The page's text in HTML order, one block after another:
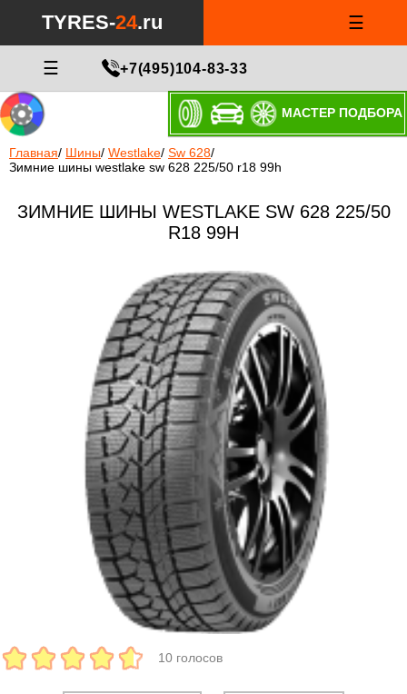
TYRES-24.ru ☰
☰ +7(495)104-83-33
МАСТЕР ПОДБОРА
Главная/ Шины/ Westlake/ Sw 628/
Зимние шины westlake sw 628 225/50 r18 99h
ЗИМНИЕ ШИНЫ WESTLAKE SW 628 225/50
R18 99H
10 голосов